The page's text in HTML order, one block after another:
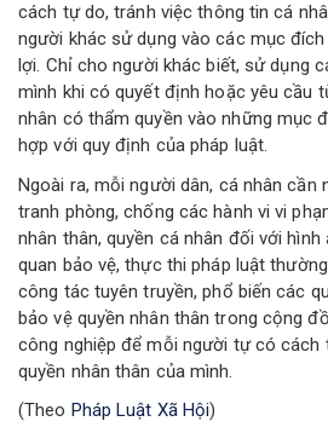
cách tự do, tránh việc thông tin cá
người khác sử dụng vào các mục
lợi. Chỉ cho người khác biết, sử dụng
mình khi có quyết định hoặc yêu cầu
nhân có thẩm quyền vào những mục
hợp với quy định của pháp luật.
Ngoài ra, mỗi người dân, cá nhân cần
tranh phòng, chống các hành vi vi
nhân thân, quyền cá nhân đối với
quan bảo vệ, thực thi pháp luật
công tác tuyên truyền, phổ biến các
bảo vệ quyền nhân thân trong cộng
công nghiệp để mỗi người tự có cách
quyền nhân thân của mình.
(Theo Pháp Luật Xã Hội)